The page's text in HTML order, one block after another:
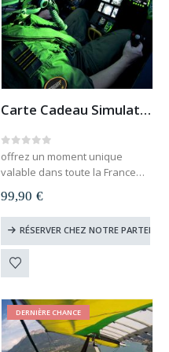
Carte Cadeau Simulateur Avion de Chasse
0out of 5
offrez un moment unique
valable dans toute la France
imprimer
le destinataire du cadeau
choisit lui-même sa date
valable 1 an
99,90 €
RÉSERVER CHEZ NOTRE
DERNIÈRE CHANCE